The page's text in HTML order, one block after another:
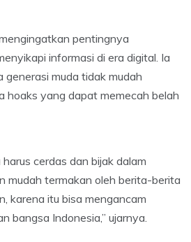
pentingnya
informasi di era digital. Ia
generasi muda tidak mudah
hoaks yang dapat memecah belah
cerdas dan bijak dalam
mudah termakan oleh berita-berita
karena itu bisa mengancam
bangsa Indonesia,” ujarnya.